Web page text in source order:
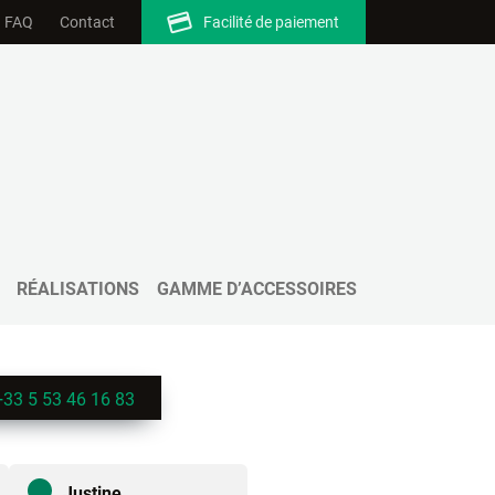
FAQ Contact Facilité de paiement
RÉALISATIONS GAMME D’ACCESSOIRES
5 53 46 16 83